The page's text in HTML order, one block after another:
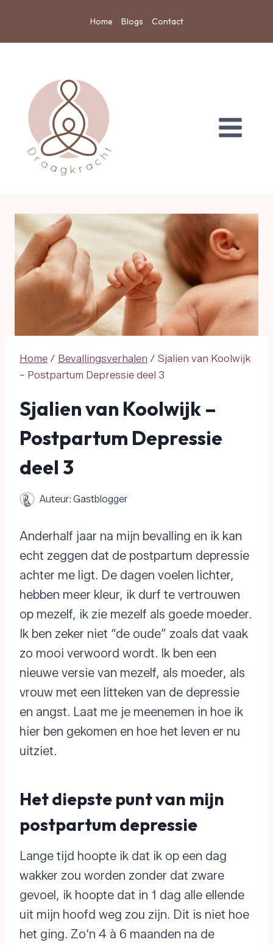
Home Blogs Contact
Home / Bevallingsverhalen / Sjalien van Koolwijk
– Postpartum Depressie deel 3
Sjalien van Koolwijk –
Postpartum Depressie
deel 3
Auteur: Gastblogger
Anderhalf jaar na mijn bevalling en ik kan
echt zeggen dat de postpartum depressie
achter me ligt. De dagen voelen lichter,
hebben meer kleur, ik durf te vertrouwen
op mezelf, ik zie mezelf als goede moeder.
Ik ben zeker niet “de oude” zoals dat vaak
zo mooi verwoord wordt. Ik ben een
nieuwe versie van mezelf, als moeder, als
vrouw met een litteken van de depressie
en angst. Laat me je meenemen in hoe ik
hier ben gekomen en hoe het leven er nu
uitziet.
Het diepste punt van mijn
postpartum depressie
Lange tijd hoopte ik dat ik op een dag
wakker zou worden zonder dat zware
gevoel, ik hoopte dat in 1 dag alle ellende
uit mijn hoofd weg zou zijn. Dit is niet hoe
het ging. Zo‘n 4 à 6 maanden na de